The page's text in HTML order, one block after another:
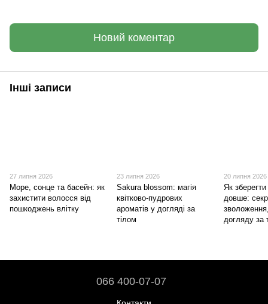
Новий коментар
Інші записи
27 липня 2026
Море, сонце та басейн: як
захистити волосся від
пошкоджень влітку
23 липня 2026
Sakura blossom: магія
квітково-пудрових
ароматів у догляді за
тілом
20 липня 2026
Як
довше:
догляду за
066 400-07-07